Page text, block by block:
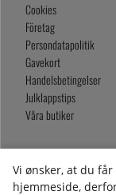
Cookies
Företag
Persondatapolitik
Gavekort
Handelsbetingelser
Julklappstips
Våra butiker
Vi ønsker, at du
hjemmeside,